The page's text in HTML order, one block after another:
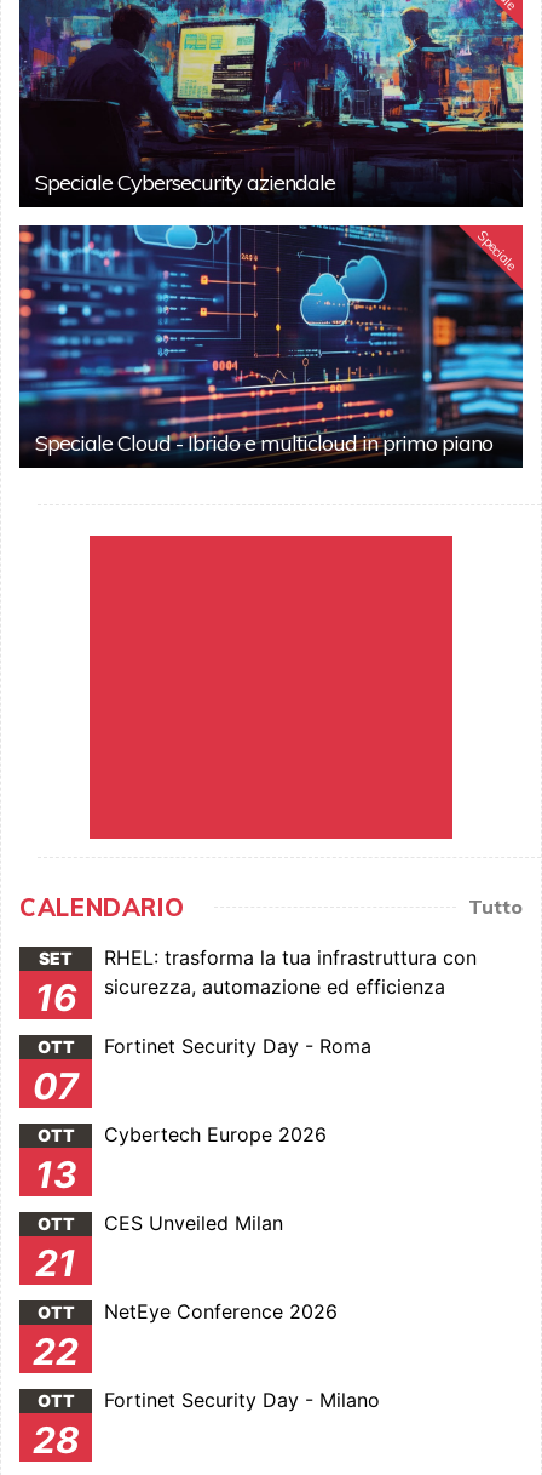
Speciale Cybersecurity aziendale
Speciale
Speciale Cloud - Ibrido e multicloud in primo piano
CALENDARIO Tutto
SET
16
RHEL: trasforma la tua infrastruttura con
sicurezza, automazione ed efficienza
OTT
07
Fortinet Security Day - Roma
OTT
13
Cybertech Europe 2026
OTT
21
CES Unveiled Milan
OTT
22
NetEye Conference 2026
OTT
28
Fortinet Security Day - Milano